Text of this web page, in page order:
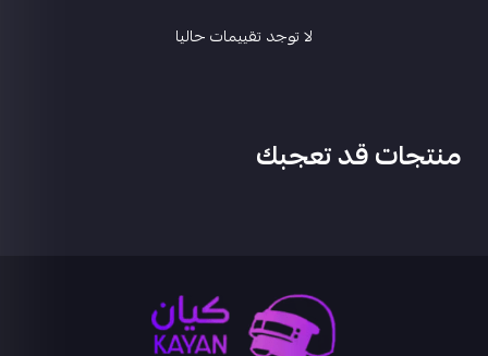
لا توجد تقييمات حاليا
منتجات قد تعجبك